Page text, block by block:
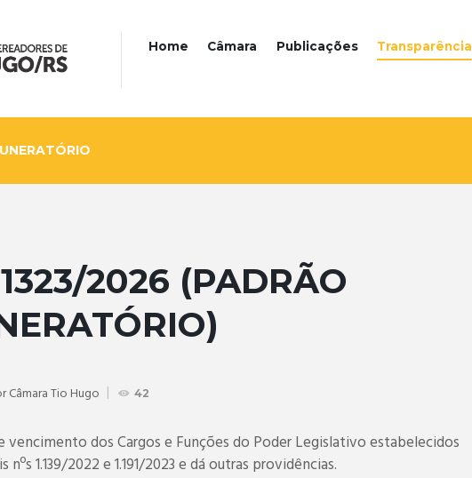
Home Câmara Publicações Transparência
2026 (PADRÃO
Câmara Tio Hugo 42
vencimento dos Cargos e Funções do Poder Legislativo estabelecidos
nºs 1.139/2022 e 1.191/2023 e dá outras providências.